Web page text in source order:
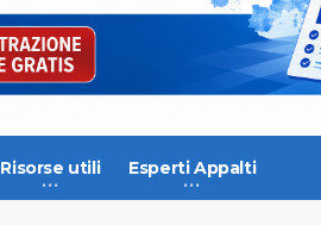
Risorse utili Esperti Appalti